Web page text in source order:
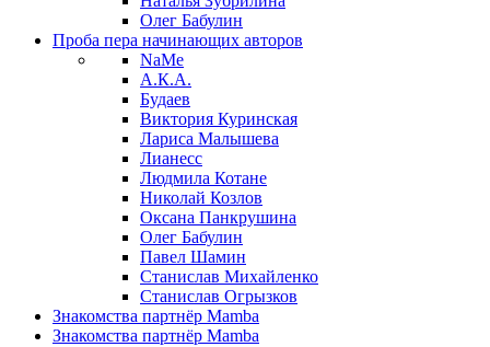
Олег Бабулин
Проба пера начинающих авторов
NaMe
А.К.А.
Будаев
Виктория Куринская
Лариса Малышева
Лианесс
Людмила Котане
Николай Козлов
Оксана Панкрушина
Олег Бабулин
Павел Шамин
Станислав Михайленко
Станислав Огрызков
Знакомства партнёр Mamba
Знакомства партнёр Mamba